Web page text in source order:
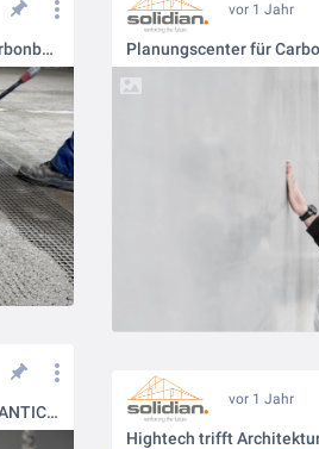
Nachhaltige Instandsetzung mit Carbonbeton
vor 1 Jahr
Planungscenter für
EPD für Carbonbewehrung solidian ANTICRACK
vor 1 Jahr
Hightech trifft